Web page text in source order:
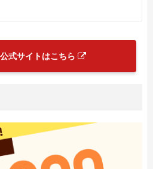
式サイトはこちら